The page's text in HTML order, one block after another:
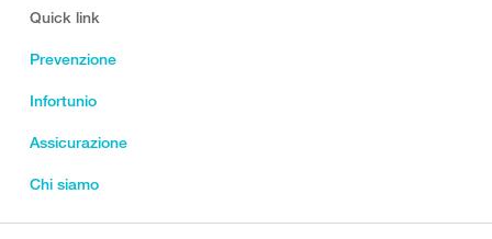
Quick link
Prevenzione
Infortunio
Assicurazione
Chi siamo